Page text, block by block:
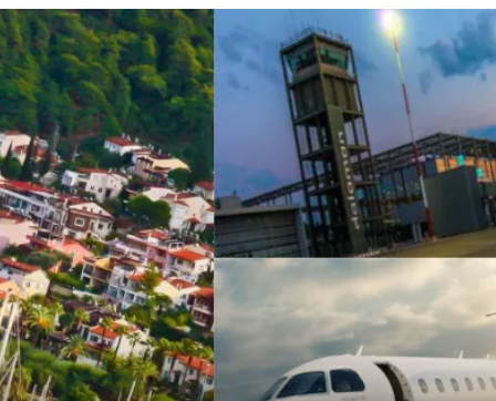
Bitkisel Ürünler Pazarlama
Markalar Tarım & Hayvancılık
Bilişim Dernekler ve Birlikler
İthalat İhracat